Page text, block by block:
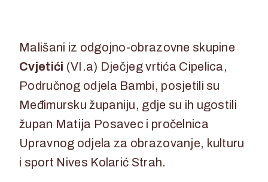
Mališani iz odgojno-obrazovne skupine
Cvjetići (VI.a) Dječjeg vrtića Cipelica,
Područnog odjela Bambi, posjetili su
Međimursku županiju, gdje su ih ugostili
župan Matija Posavec i pročelnica
Upravnog odjela za obrazovanje, kulturu
i sport Nives Kolarić Strah.